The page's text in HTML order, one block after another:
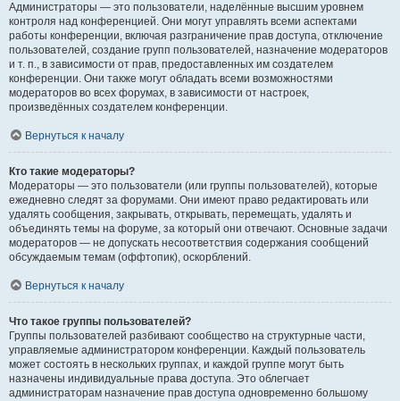
Администраторы — это пользователи, наделённые высшим уровнем
контроля над конференцией. Они могут управлять всеми аспектами
работы конференции, включая разграничение прав доступа, отключение
пользователей, создание групп пользователей, назначение модераторов
и т. п., в зависимости от прав, предоставленных им создателем
конференции. Они также могут обладать всеми возможностями
модераторов во всех форумах, в зависимости от настроек,
произведённых создателем конференции.
Вернуться к началу
Кто такие модераторы?
Модераторы — это пользователи (или группы пользователей), которые
ежедневно следят за форумами. Они имеют право редактировать или
удалять сообщения, закрывать, открывать, перемещать, удалять и
объединять темы на форуме, за который они отвечают. Основные задачи
модераторов — не допускать несоответствия содержания сообщений
обсуждаемым темам (оффтопик), оскорблений.
Вернуться к началу
Что такое группы пользователей?
Группы пользователей разбивают сообщество на структурные части,
управляемые администратором конференции. Каждый пользователь
может состоять в нескольких группах, и каждой группе могут быть
назначены индивидуальные права доступа. Это облегчает
администраторам назначение прав доступа одновременно большому